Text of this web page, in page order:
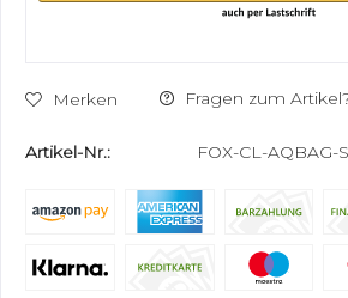
Merken Fragen zum
Artikel-Nr.: FOX-CL-AQBAG-